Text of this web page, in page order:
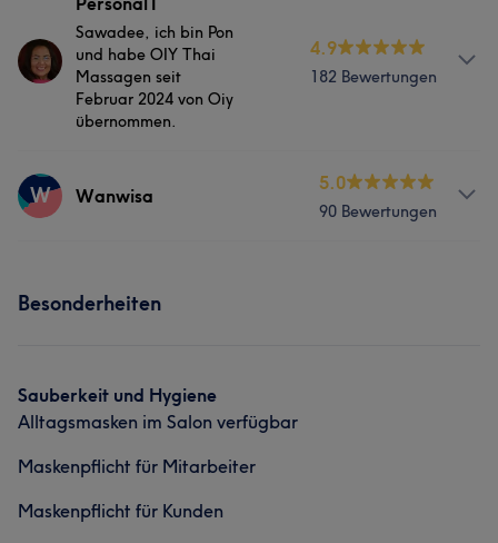
Sawadee, ich bin Pon
und habe OIY Thai
Massagen seit
Februar 2024 von Oiy
übernommen.
4.9
182 Bewertungen
Services
Was unsere Kunden über Personal1 sagen
Kompetent 7
W Wanwisa
5.0
90 Bewertungen
Was unsere Kunden über Wanwisa sagen
Aufmerksam
Besonderheiten
Sauberkeit und Hygiene
Alltagsmasken im Salon verfügbar
Maskenpflicht für Mitarbeiter
Maskenpflicht für Kunden